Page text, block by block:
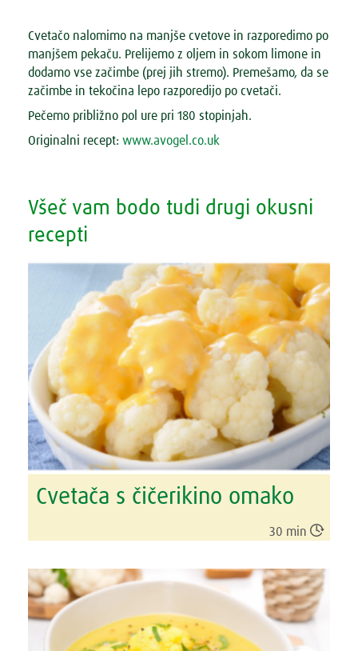
Cvetačo nalomimo na manjše cvetove in razporedimo po
manjšem pekaču. Prelijemo z oljem in sokom limone in
dodamo vse začimbe (prej jih stremo). Premešamo, da se
začimbe in tekočina lepo razporedijo po cvetači.
Pečemo približno pol ure pri 180 stopinjah.
Originalni recept: www.avogel.co.uk
Všeč vam bodo tudi drugi okusni
recepti
Cvetača s čičerikino omako
30 min 